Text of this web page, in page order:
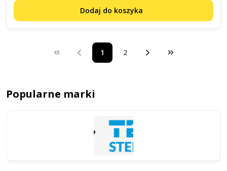
Dodaj do koszyka
1 2
Popularne marki